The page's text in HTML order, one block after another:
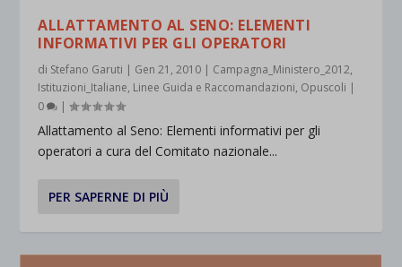
ALLATTAMENTO AL SENO: ELEMENTI
INFORMATIVI PER GLI OPERATORI
di Stefano Garuti | Gen 21, 2010 | Campagna_Ministero_2012,
Istituzioni_Italiane, Linee Guida e Raccomandazioni, Opuscoli |
0
|
Allattamento al Seno: Elementi informativi per gli
operatori a cura del Comitato nazionale...
PER SAPERNE DI PIÙ